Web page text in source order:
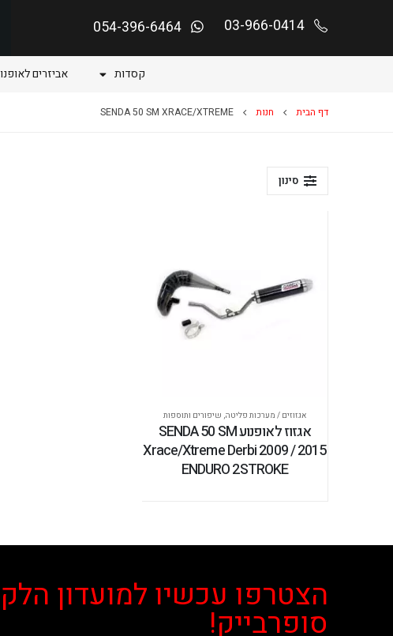
03-966-0414
054-396-6464
קסדות אביזרים
דף הבית חנות SENDA 50 SM XRACE/XTREME
סינון
אגזוזים / מערכות פליטה, שיפורים ותוספות
אגזוז לאופנוע SENDA 50 SM
Xrace/Xtreme Derbi 2009 / 2015
ENDURO 2STROKE
הצטרפו עכשיו למועדון
סופרבייק!